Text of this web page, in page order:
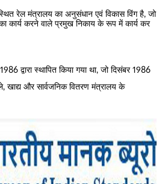
रेल मंत्रालय का अनुसंधान एवं विकास विंग है, जो
कार्य करने वाले प्रमुख निकाय के रूप में कार्य कर
द्वारा स्थापित किया गया था, जो दिसंबर 1986
खाद्य और सार्वजनिक वितरण मंत्रालय के